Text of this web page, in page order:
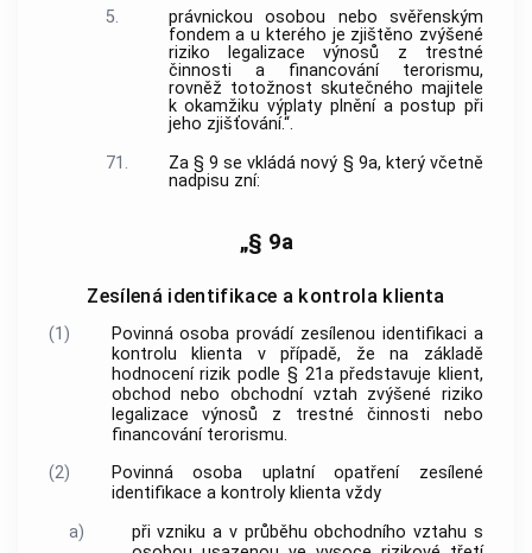
5.
právnickou osobou nebo svěřenským
fondem a u kterého je zjištěno zvýšené
riziko legalizace výnosů z trestné
činnosti a financování terorismu,
rovněž totožnost skutečného majitele
k okamžiku výplaty plnění a postup při
jeho zjišťování.“.
71.
Za § 9 se vkládá nový § 9a, který včetně
nadpisu zní:
„§ 9a
Zesílená identifikace a kontrola klienta
(1)
Povinná osoba provádí zesílenou identifikaci a
kontrolu klienta v případě, že na základě
hodnocení rizik podle § 21a představuje klient,
obchod nebo obchodní vztah zvýšené riziko
legalizace výnosů z trestné činnosti nebo
financování terorismu.
(2)
Povinná osoba uplatní opatření zesílené
identifikace a kontroly klienta vždy
a)
při vzniku a v průběhu obchodního vztahu s